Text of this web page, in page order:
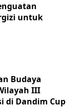
untuk
Budaya
III
di Dandim Cup